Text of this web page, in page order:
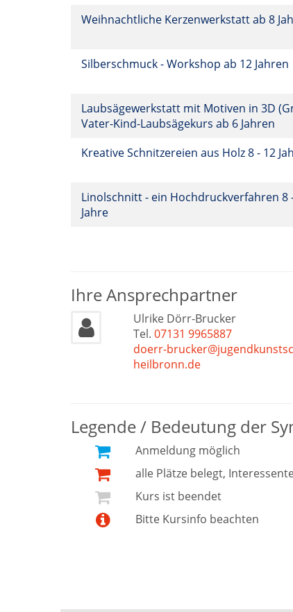
Weihnachtliche Kerzenwerkstatt ab 8
Silberschmuck - Workshop ab 12 Jahren
Laubsägewerkstatt mit Motiven in 3D
Vater-Kind-Laubsägekurs ab 6 Jahren
Kreative Schnitzereien aus Holz 8 - 12
Linolschnitt - ein Hochdruckverfahren 8
Jahre
Ihre Ansprechpartner
Ulrike Dörr-Brucker
Tel. 07131 9965887
doerr-
heilbronn.de
Legende / Bedeutung der
Anmeldung möglich
alle Plätze belegt,
Kurs ist beendet
Bitte Kursinfo beachten